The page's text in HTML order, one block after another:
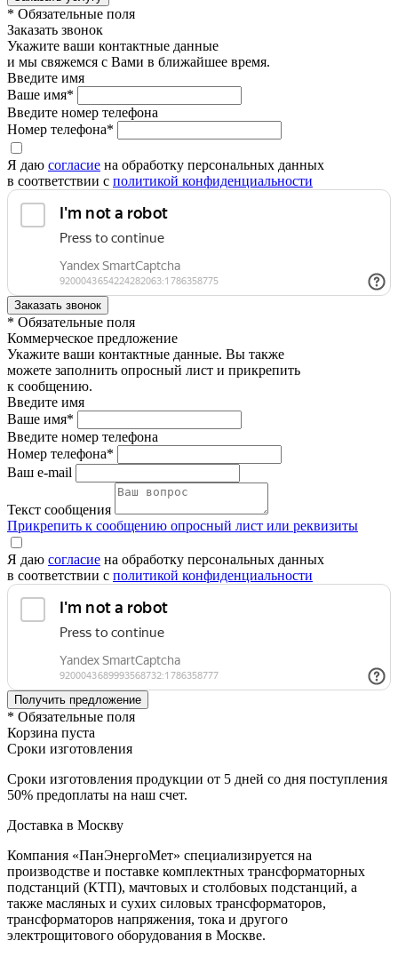
* Обязательные поля
Заказать звонок
Укажите ваши контактные данные
и мы свяжемся с Вами в ближайшее время.
Введите имя
Ваше имя*
Введите номер телефона
Номер телефона*
Я даю согласие на обработку персональных данных
в соответствии с политикой конфиденциальности
* Обязательные поля
Коммерческое предложение
Укажите ваши контактные данные. Вы также
можете заполнить опросный лист и прикрепить
к сообщению.
Введите имя
Ваше имя*
Введите номер телефона
Номер телефона*
Ваш e-mail
Текст сообщения
Прикрепить к сообщению опросный лист или реквизиты
Я даю согласие на обработку персональных данных
в соответствии с политикой конфиденциальности
* Обязательные поля
Корзина пуста
Сроки изготовления
Сроки изготовления продукции от 5 дней со дня поступления
50% предоплаты на наш счет.
Доставка в Москву
Компания «ПанЭнергоМет» специализируется на
производстве и поставке комплектных трансформаторных
подстанций (КТП), мачтовых и столбовых подстанций, а
также масляных и сухих силовых трансформаторов,
трансформаторов напряжения, тока и другого
электрощитового оборудования в Москве.